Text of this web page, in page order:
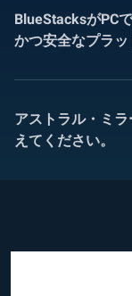
BlueStacksがPC
かつ安全なプラ
アストラル・ミ
えてください。